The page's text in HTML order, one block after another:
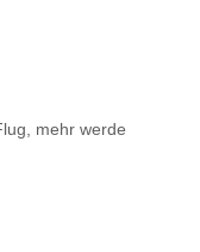
mehr werde